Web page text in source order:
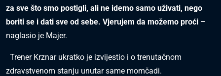
za sve što smo postigli, ali ne idemo samo uživati, nego
boriti se i dati sve od sebe. Vjerujem da možemo proći –
naglasio je Majer.
Trener Krznar ukratko je izvijestio i o trenutačnom
zdravstvenom stanju unutar same momčadi.